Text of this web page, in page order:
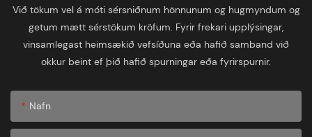
Við tökum vel á móti sérsniðnum hönnunum og hugmyndum og
getum mætt sérstökum kröfum. Fyrir frekari upplýsingar,
vinsamlegast heimsækið vefsíðuna eða hafið samband við
okkur beint ef þið hafið spurningar eða fyrirspurnir.
Nafn